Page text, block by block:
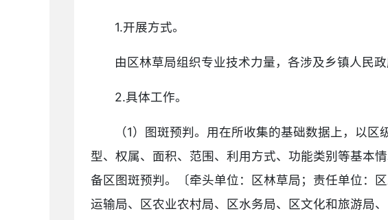
1.开展方式。
由区林草局组织专业技术力量，各涉及乡镇人民
2.具体工作。
（1）图斑预判。用在所收集的基础数据上，以
型、权属、面积、范围、利用方式、功能类别等基本
备区图斑预判。〔牵头单位：区林草局；责任单位：
运输局、区农业农村局、区水务局、区文化和旅游局